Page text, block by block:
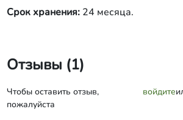
Срок хранения: 24 месяца.
Отзывы (1)
Чтобы оставить отзыв,
пожалуйста
войдите